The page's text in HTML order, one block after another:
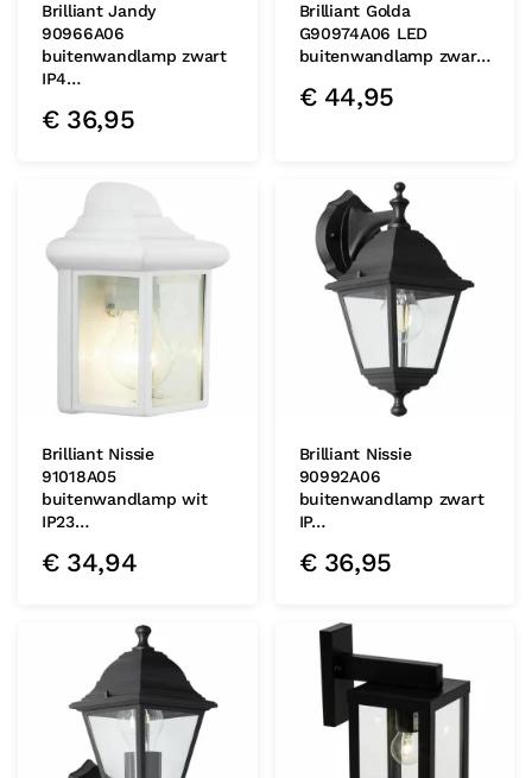
Brilliant Jandy
90966A06
buitenwandlamp zwart
IP4…
€36,95
Brilliant Golda
G90974A06 LED
buitenwandlamp zwar…
€44,95
Brilliant Nissie
91018A05
buitenwandlamp wit
IP23…
€34,94
Brilliant Nissie
90992A06
buitenwandlamp zwart
IP…
€36,95